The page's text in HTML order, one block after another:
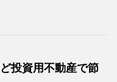
投資用不動産で節